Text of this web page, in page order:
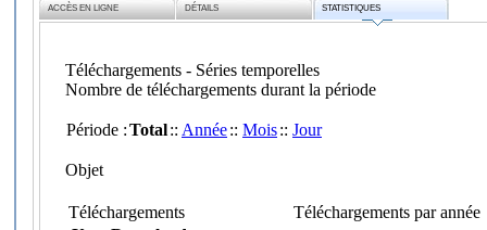
ACCÈS EN LIGNE DÉTAILS STATISTIQUES